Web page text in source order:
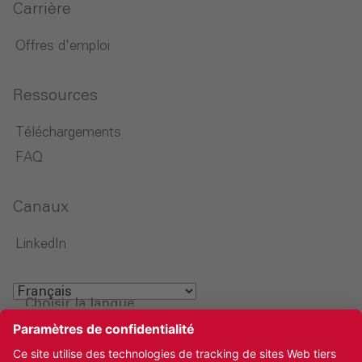
Carrière
Offres d'emploi
Ressources
Téléchargements
FAQ
Canaux
LinkedIn
Choisir la langue